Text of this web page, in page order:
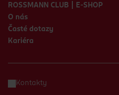
ROSSMANN CLUB | E-SHOP
O nás
Časté dotazy
Kariéra
Kontakty